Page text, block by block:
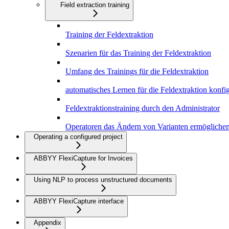
Field extraction training
Training der Feldextraktion
Szenarien für das Training der Feldextraktion
Umfang des Trainings für die Feldextraktion
automatisches Lernen für die Feldextraktion
Feldextraktionstraining durch den Administrator
Operatoren das Ändern von Varianten ermöglichen
Operating a configured project
ABBYY FlexiCapture for Invoices
Using NLP to process unstructured documents
ABBYY FlexiCapture interface
Appendix